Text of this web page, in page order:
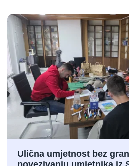
Ulična umjetnost bez